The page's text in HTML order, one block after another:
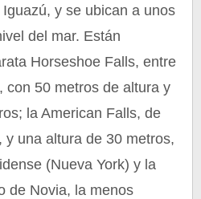
y se ubican a unos
del mar. Están
Horseshoe Falls, entre
con 50 metros de altura y
la American Falls, de
y una altura de 30 metros,
(Nueva York) y la
de Novia, la menos